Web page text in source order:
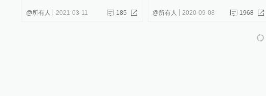
@所有人 2021-03-11 185 @所有人 2020-09-08 1968